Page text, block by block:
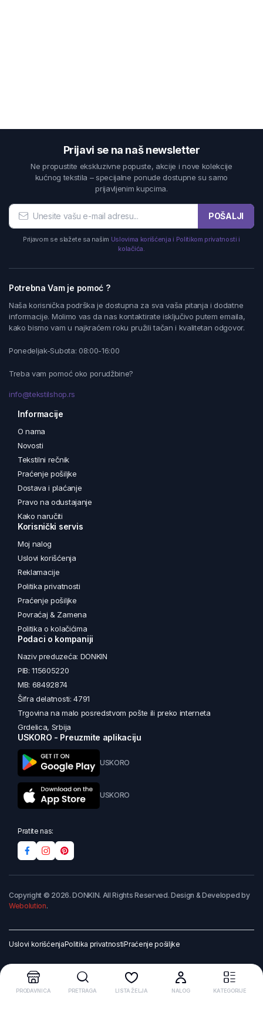
Prijavi se na naš newsletter
Ne propustite ekskluzivne popuste, akcije i nove kolekcije
kućnog tekstila – specijalne ponude dostupne su samo
prijavljenim kupcima.
POŠALJI
Prijavom se slažete sa našim Uslovima korišćenja i Politikom privatnosti i
kolačića.
Potrebna Vam je pomoć ?
Naša korisnička podrška je dostupna za sva vaša pitanja i dodatne
informacije. Molimo vas da nas kontaktirate isključivo putem emaila,
kako bismo vam u najkraćem roku pružili tačan i kvalitetan odgovor.
Ponedeljak-Subota: 08:00-16:00
Treba vam pomoć oko porudžbine?
info@tekstilshop.rs
Informacije
O nama
Novosti
Tekstilni rečnik
Praćenje pošiljke
Dostava i plaćanje
Pravo na odustajanje
Kako naručiti
Korisnički servis
Moj nalog
Uslovi korišćenja
Reklamacije
Politika privatnosti
Praćenje pošiljke
Povraćaj & Zamena
Politika o kolačićima
Podaci o kompaniji
Naziv preduzeća: DONKIN
PIB: 115605220
MB: 68492874
Šifra delatnosti: 4791
Trgovina na malo posredstvom pošte ili preko interneta
Grdelica, Srbija
USKORO - Preuzmite aplikaciju
USKORO
USKORO
Pratite nas:
Copyright © 2026. DONKIN. All Rights Reserved. Design & Developed by
Webolution.
Uslovi korišćenjaPolitika privatnostiPraćenje pošiljke
PRODAVNICA PRETRAGA LISTA ŽELJA NALOG KATEGORIJE